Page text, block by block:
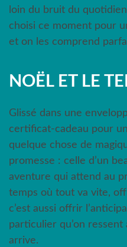
loin du bruit du
choisi ce moment pour
et on les comprend
NOËL ET LE
Glissé dans une
certificat-cadeau pour
quelque chose de
promesse : celle d’un
aventure qui attend au
temps où tout va vite,
c’est aussi offrir
particulier qu’on
arrive.